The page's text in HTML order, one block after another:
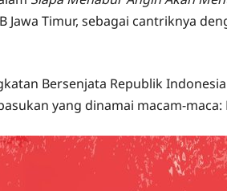
Timur, sebagai cantriknya
Bersenjata Republik
yang dinamai macam-